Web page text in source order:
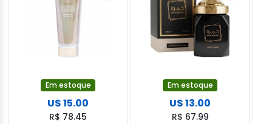
Em estoque
U$ 15.00
R$ 78.45
Em estoque
U$ 13.00
R$ 67.99